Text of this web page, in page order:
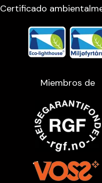
Certificado
Miembros de